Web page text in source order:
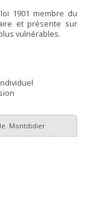
1901 membre du
et présente sur
vulnérables.